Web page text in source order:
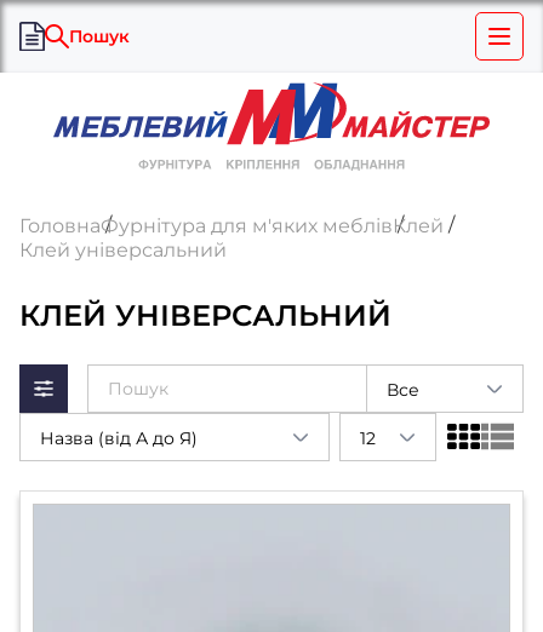
Пошук
ГоловнаФурнітура для м'яких меблівКлей
Клей універсальний
КЛЕЙ УНІВЕРСАЛЬНИЙ
Все
Назва (від А до Я) 12